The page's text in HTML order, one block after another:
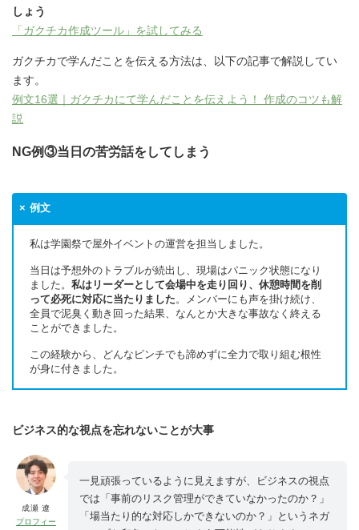
しょう
「ガクチカ作成ツール」を試してみる
ガクチカで学んだことを伝える方法は、以下の記事で解説してい
ます。
例文16選｜ガクチカにて学んだことを伝えよう！ 作成のコツも解
説
NG例③当日の苦労話をしてしまう
例文
私は学園祭で屋外イベントの運営を担当しました。
当日は予想外のトラブルが続出し、現場はパニック状態になり
ました。 私はリーダーとして会場中を走り回り、休憩時間を削
って必死に対応に当たりました。メンバーにも声を掛け続け、
全員で泥臭く動き回った結果、なんとか大きな事故なく終える
ことができました。
この経験から、どんなピンチでも諦めずに全力で取り組む根性
が身に付きました。
ビジネス的な視点を忘れないことが大事
成瀬 遼
プロフィー
一見頑張っているように見えますが、ビジネスの視点
では「事前のリスク管理ができていなかったのか？」
「場当たり的な対応しかできないのか？」というネガ